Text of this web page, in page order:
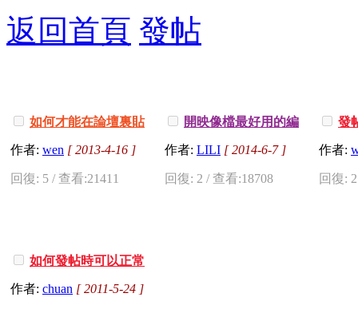
返回首頁 發帖
如何才能在論壇裏貼
說明
作者: wen [ 2013-4-16 ]
回復: 5 / 查看:21411
開映像檔最好用的編
作者: LILI [ 2014-6-7 ]
回復: 2 / 查看:18708
發
何解決
作者:
回復:
如何發帖時可以正常
作者: chuan [ 2011-5-24 ]